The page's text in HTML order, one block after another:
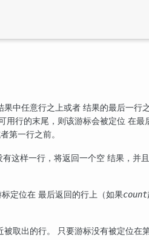
中任意行之上或者 结果的最后一行
用行的末尾，则该游标会被定位 在最
第一行之前。
这样一行，将返回一个空 结果，并
定位在 最后返回的行上（如果count
取出的行。 只要游标没有被定位在